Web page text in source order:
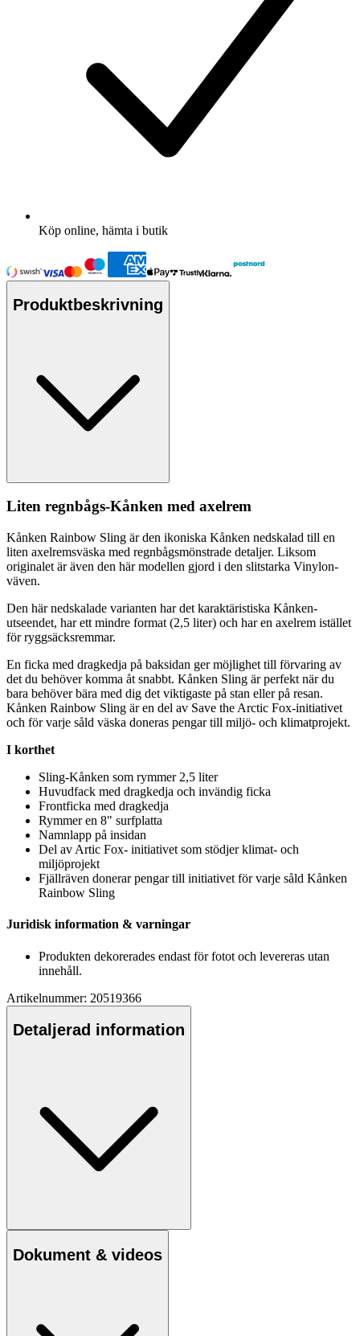
Köp online, hämta i butik
Produktbeskrivning
Liten regnbågs-Kånken med axelrem
Kånken Rainbow Sling är den ikoniska Kånken nedskalad till en
liten axelremsväska med regnbågsmönstrade detaljer. Liksom
originalet är även den här modellen gjord i den slitstarka Vinylon-
väven.
Den här nedskalade varianten har det karaktäristiska Kånken-
utseendet, har ett mindre format (2,5 liter) och har en axelrem istället
för ryggsäcksremmar.
En ficka med dragkedja på baksidan ger möjlighet till förvaring av
det du behöver komma åt snabbt. Kånken Sling ärperfekt när du
bara behöver bära med dig det viktigaste på stan eller på resan.
Kånken Rainbow Sling är en del av Save the Arctic Fox-initiativet
och för varje såld väska doneras pengar till miljö- och klimatprojekt.
I korthet
Sling-Kånken som rymmer 2,5 liter
Huvudfack med dragkedja och invändig ficka
Frontficka med dragkedja
Rymmer en 8" surfplatta
Namnlapp på insidan
Del av Artic Fox- initiativet som stödjer klimat- och
miljöprojekt
Fjällräven donerarpengar till initiativet för varje såld Kånken
Rainbow Sling
Juridisk information & varningar
Produkten dekorerades endast för fotot och levereras utan
innehåll.
Artikelnummer: 20519366
Detaljerad information
Dokument & videos